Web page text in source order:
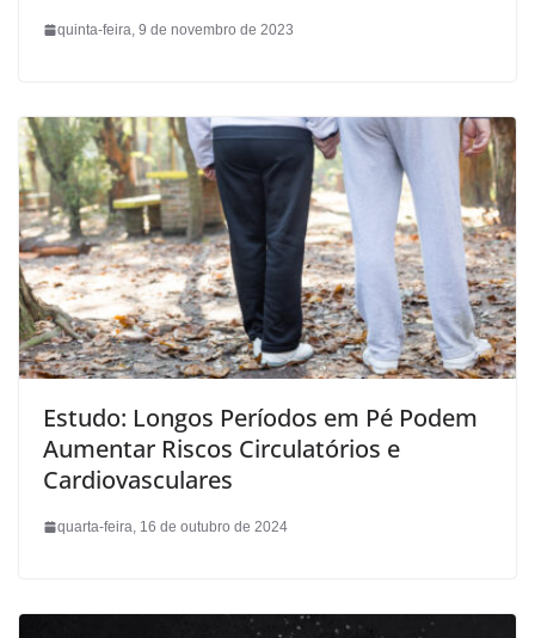
quinta-feira, 9 de novembro de 2023
Estudo: Longos Períodos em Pé Podem
Aumentar Riscos Circulatórios e
Cardiovasculares
quarta-feira, 16 de outubro de 2024